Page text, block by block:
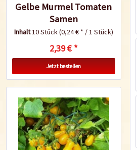
Gelbe Murmel Tomaten
Samen
Inhalt10 Stück (0,24 € * / 1 Stück)
2,39 € *
Jetzt bestellen